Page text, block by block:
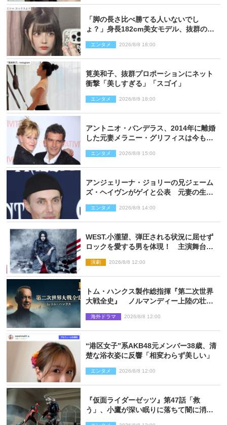
「脚の長さ比べ勝てる人いないでし
ょ？」身長182cm美女モデル、抜群のプ
エンタメ 2026/8/8 18:00
筧美和子、抜群プロポーションにネット
衝撃「美しすぎる」「スゴイ」
エンタメ 2026/8/8 18:00
アントニオ・バンデラス、2014年に離婚
した元妻メラニー・グリフィスは今も
エンタメ 2026/8/8 15:00
アンジェリーナ・ジョリーの兄ジェーム
ズ・ヘイヴンがゲイと公表 元妻の生配
エンタメ 2026/8/8 14:00
WEST.小瀧望、弾圧される状況に屈せず
ロックを愛する男を体現！ 主演舞台
演劇 2026/8/8 12:00
トム・ハンクス製作総指揮『第二次世界
大戦全史』 ノルマンディー上陸の壮絶
海外ドラマ 2026/8/8 12:00
“港区女子”系AKB48元メンバー38歳、清
楚な浴衣姿に反響「相変わらず美しい」
エンタメ 2026/8/8 12:00
『仮面ライダーゼッツ』第47話「救
う」、小鷹が深い眠りに落ちて闇に消え